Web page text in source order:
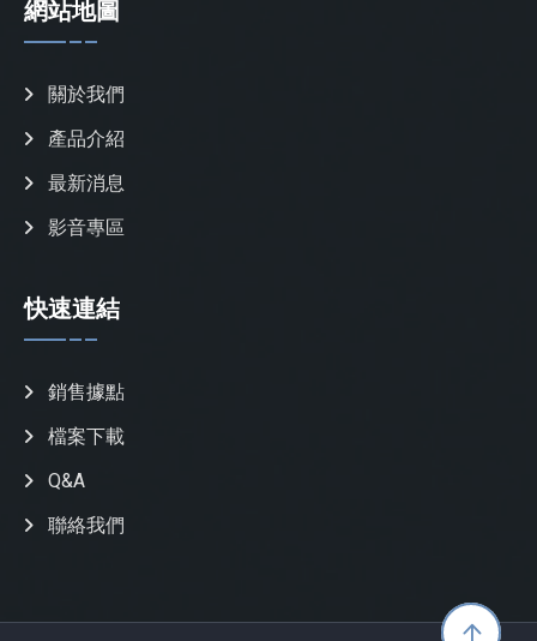
網站地圖
關於我們
產品介紹
最新消息
影音專區
快速連結
銷售據點
檔案下載
Q&A
聯絡我們